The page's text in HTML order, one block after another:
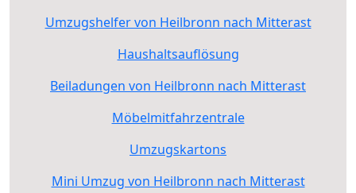
Umzugshelfer von Heilbronn nach Mitterast
Haushaltsauflösung
Beiladungen von Heilbronn nach Mitterast
Möbelmitfahrzentrale
Umzugskartons
Mini Umzug von Heilbronn nach Mitterast